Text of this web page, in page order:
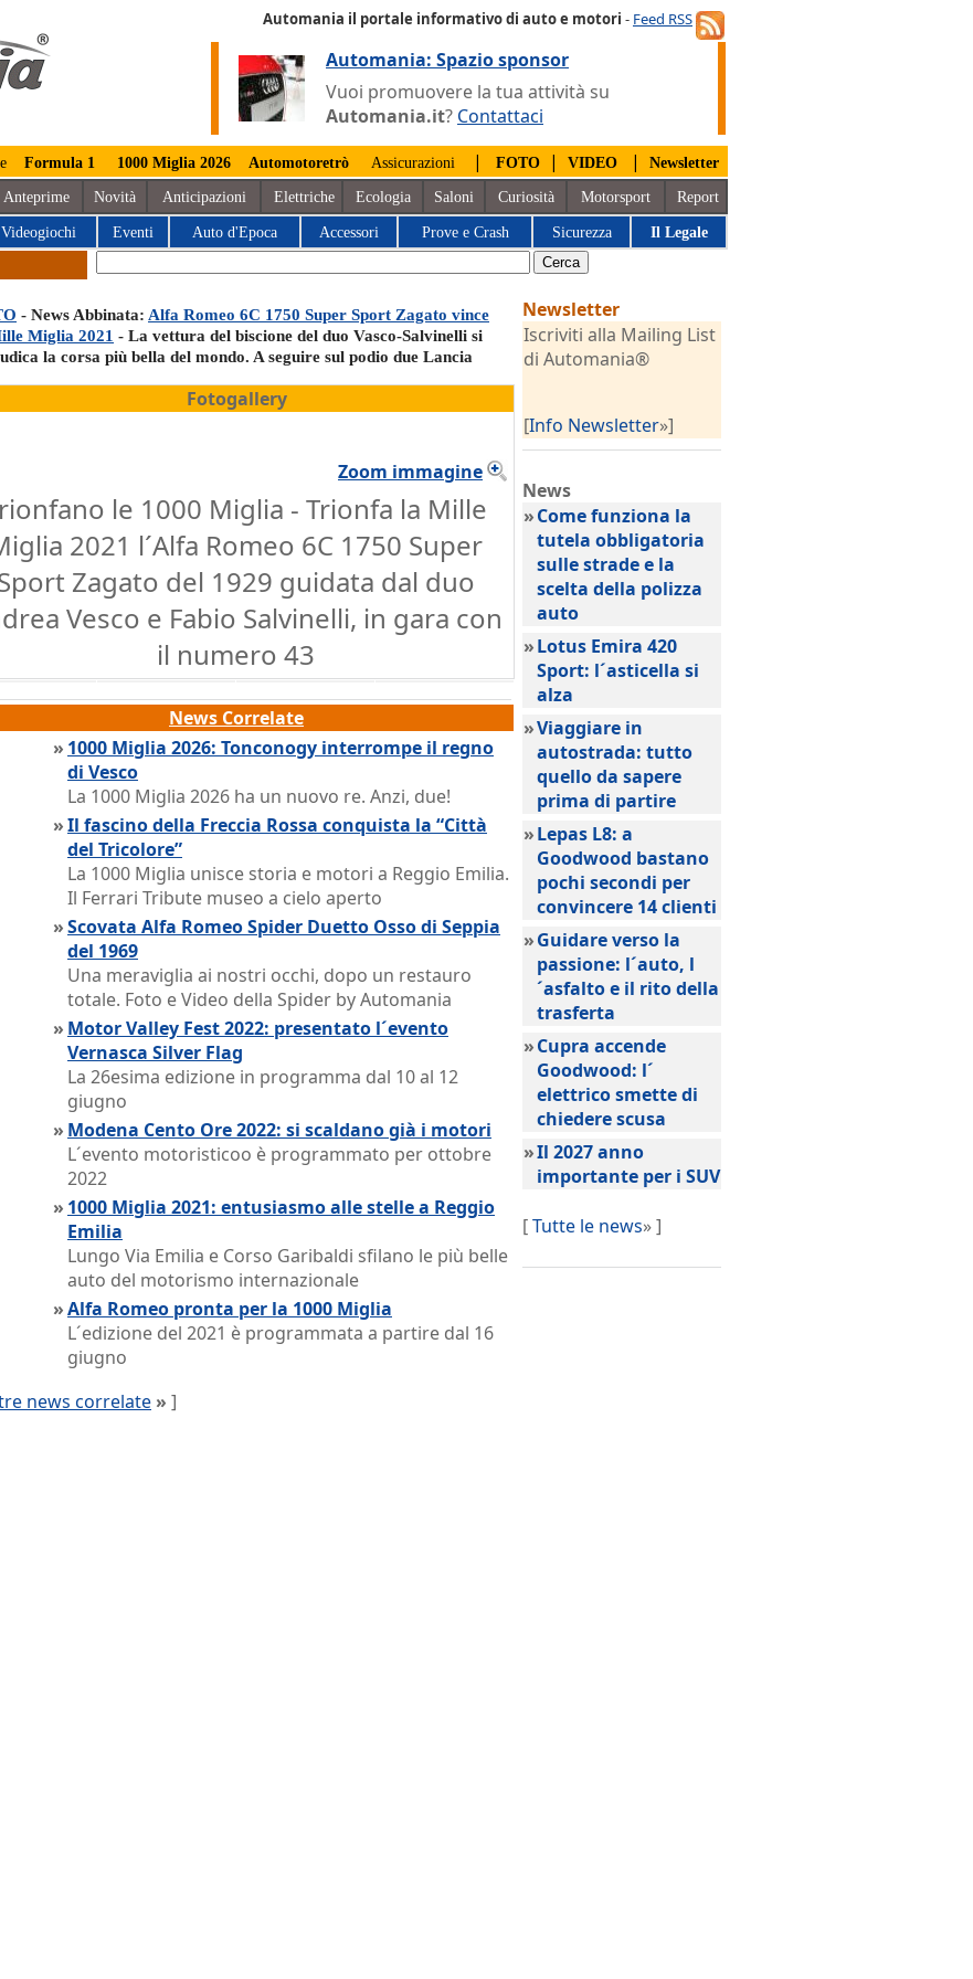
Automania il portale informativo di auto e motori - Feed RSS
Automania: Spazio sponsor
Vuoi promuovere la tua attività su
Automania.it? Contattaci
Formula 1 1000 Miglia 2026 Automotoretrò Assicurazioni | FOTO | VIDEO | Newsletter
Anteprime Novità Anticipazioni Elettriche Ecologia Saloni Curiosità Motorsport Report
Videogiochi Eventi Auto d'Epoca Accessori Prove e Crash Sicurezza Il Legale
- News Abbinata: Alfa Romeo 6C 1750 Super Sport Zagato vince
Miglia 2021 - La vettura del biscione del duo Vasco-Salvinelli si
la corsa più bella del mondo. A seguire sul podio due Lancia
Fotogallery
Zoom immagine
le 1000 Miglia - Trionfa la Mille
2021 l´Alfa Romeo 6C 1750 Super
Zagato del 1929 guidata dal duo
Vesco e Fabio Salvinelli, in gara con
il numero 43
News Correlate
» 1000 Miglia 2026: Tonconogy interrompe il regno
di Vesco
La 1000 Miglia 2026 ha un nuovo re. Anzi, due!
»Il fascino della Freccia Rossa conquista la “Città
del Tricolore”
La 1000 Miglia unisce storia e motori a Reggio Emilia.
Il Ferrari Tribute museo a cielo aperto
»Scovata Alfa Romeo Spider Duetto Osso di Seppia
del 1969
Una meraviglia ai nostri occhi, dopo un restauro
totale. Foto e Video della Spider by Automania
» Motor Valley Fest 2022: presentato l´evento
Vernasca Silver Flag
La 26esima edizione in programma dal 10 al 12
giugno
» Modena Cento Ore 2022: si scaldano già i motori
L´evento motoristicoo è programmato per ottobre
2022
» 1000 Miglia 2021: entusiasmo alle stelle a Reggio
Emilia
Lungo Via Emilia e Corso Garibaldi sfilano le più belle
auto del motorismo internazionale
»Alfa Romeo pronta per la 1000 Miglia
L´edizione del 2021 è programmata a partire dal 16
giugno
news correlate » ]
Newsletter
Iscriviti alla Mailing List
di Automania®
[Info Newsletter»]
News
»Come funziona la
tutela obbligatoria
sulle strade e la
scelta della polizza
auto
»Lotus Emira 420
Sport: l´asticella si
alza
»Viaggiare in
autostrada: tutto
quello da sapere
prima di partire
»Lepas L8: a
Goodwood bastano
pochi secondi per
convincere 14 clienti
»Guidare verso la
passione: l´auto, l
´asfalto e il rito della
trasferta
»Cupra accende
Goodwood: l´
elettrico smette di
chiedere scusa
»Il 2027 anno
importante per i SUV
[Tutte le news» ]